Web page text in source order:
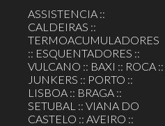
ASSISTENCIA ::
CALDEIRAS ::
TERMOACUMULADORES
:: ESQUENTADORES ::
VULCANO :: BAXI :: ROCA ::
JUNKERS :: PORTO ::
LISBOA :: BRAGA ::
SETUBAL :: VIANA DO
CASTELO :: AVEIRO ::